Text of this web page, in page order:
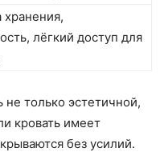
лёгкий доступ для
только эстетичной,
кровать имеет
без усилий.